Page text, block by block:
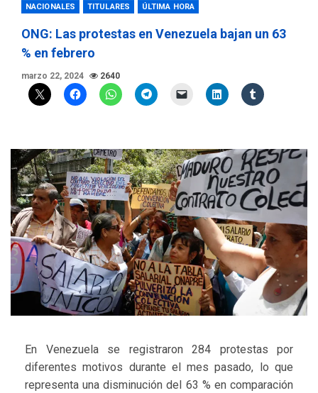
NACIONALES TITULARES ÚLTIMA HORA
ONG: Las protestas en Venezuela bajan un 63
% en febrero
marzo 22, 2024 2640
En Venezuela se registraron 284 protestas por
diferentes motivos durante el mes pasado, lo que
representa una disminución del 63 % en comparación